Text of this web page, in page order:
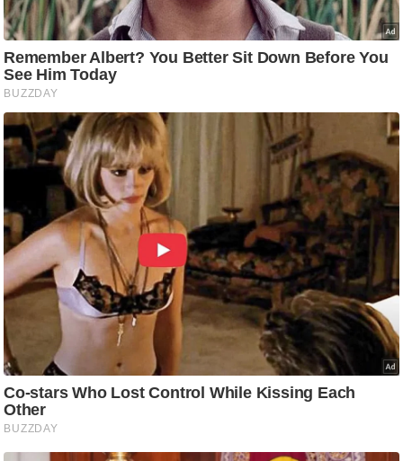
तृ
भू
मि
स्तं
भ
ए
म
आ
र
.
आ
ई
य
प
र